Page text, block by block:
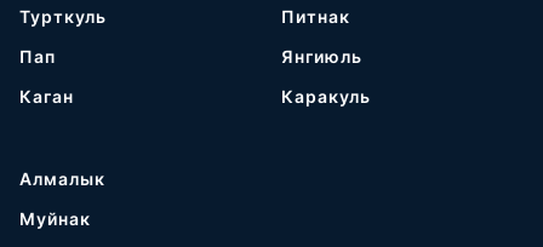
Турткуль
Пап
Каган
Питнак
Янгиюль
Каракуль
Алмалык
Муйнак